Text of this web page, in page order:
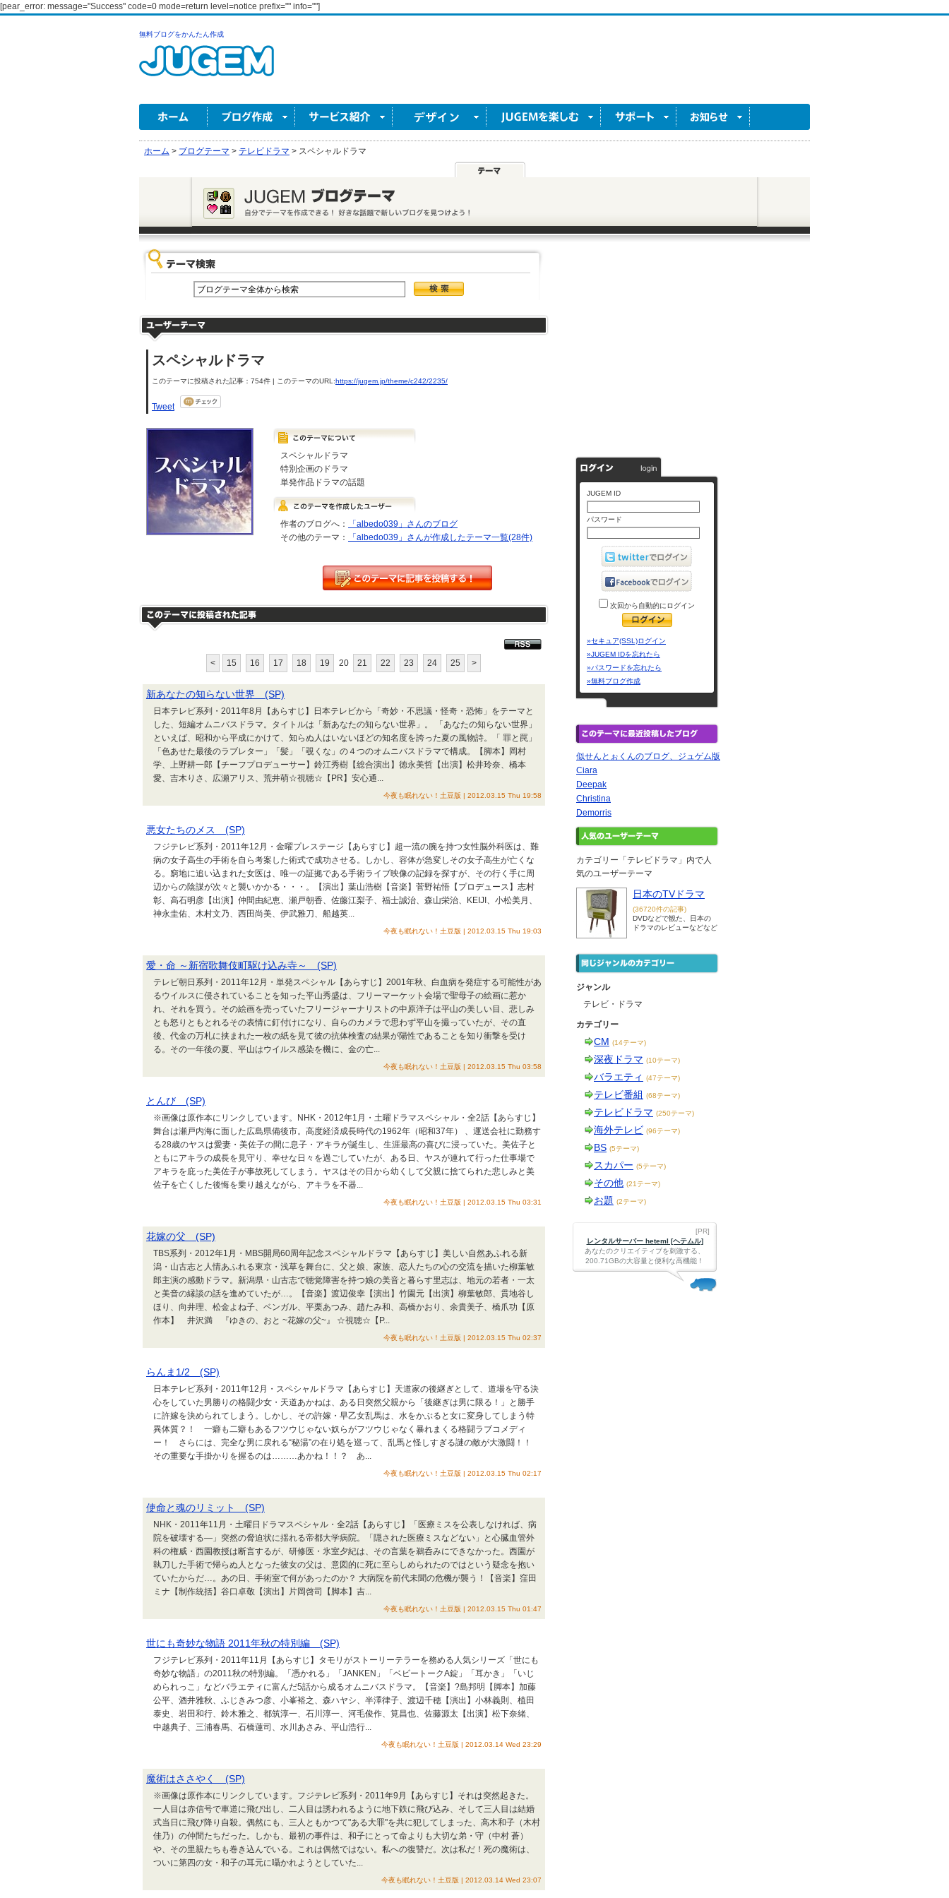
[pear_error: message="Success" code=0 mode=return level=notice prefix="" info=""]
無料ブログをかんたん作成
ホーム > ブログテーマ > テレビドラマ > スペシャルドラマ
スペシャルドラマ
このテーマに投稿された記事：754件 | このテーマのURL:https://jugem.jp/theme/c242/2235/
Tweet
スペシャルドラマ
特別企画のドラマ
単発作品ドラマの話題
作者のブログへ：
「albedo039」さんのブログ
その他のテーマ：
「albedo039」さんが作成したテーマ一覧(28件)
< 15 16 17 18 19 20 21 22 23 24 25 >
新あなたの知らない世界 (SP)
日本テレビ系列・2011年8月【あらすじ】日本テレビから「奇妙・不思議・怪奇・恐怖」をテーマと
した、短編オムニバスドラマ。タイトルは「新あなたの知らない世界」。 「あなたの知らない世界」
といえば、昭和から平成にかけて、知らぬ人はいないほどの知名度を誇った夏の風物詩。「 罪と罠」
「色あせた最後のラブレター」「髪」「覗くな」の４つのオムニバスドラマで構成。【脚本】岡村
学、上野耕一郎【チーフプロデューサー】鈴江秀樹【総合演出】徳永美哲【出演】松井玲奈、橋本
愛、吉木りさ、広瀬アリス、荒井萌☆視聴☆【PR】安心通...
今夜も眠れない！土豆版 | 2012.03.15 Thu 19:58
悪女たちのメス (SP)
フジテレビ系列・2011年12月・金曜プレステージ【あらすじ】超一流の腕を持つ女性脳外科医は、難
病の女子高生の手術を自ら考案した術式で成功させる。しかし、容体が急変しその女子高生が亡くな
る。窮地に追い込まれた女医は、唯一の証拠である手術ライブ映像の記録を探すが、その行く手に周
辺からの陰謀が次々と襲いかかる・・・。【演出】葉山浩樹【音楽】菅野祐悟【プロデュース】志村
彰、高石明彦【出演】仲間由紀恵、瀬戸朝香、佐藤江梨子、福士誠治、森山栄治、KEIJI、小松美月、
神永圭佑、木村文乃、西田尚美、伊武雅刀、船越英...
今夜も眠れない！土豆版 | 2012.03.15 Thu 19:03
愛・命 ～新宿歌舞伎町駆け込み寺～ (SP)
テレビ朝日系列・2011年12月・単発スペシャル【あらすじ】2001年秋、白血病を発症する可能性があ
るウイルスに侵されていることを知った平山秀盛は、フリーマーケット会場で聖母子の絵画に惹か
れ、それを買う。その絵画を売っていたフリージャーナリストの中原洋子は平山の美しい目、悲しみ
とも怒りともとれるその表情に釘付けになり、自らのカメラで思わず平山を撮っていたが、その直
後、代金の万札に挟まれた一枚の紙を見て彼の抗体検査の結果が陽性であることを知り衝撃を受け
る。その一年後の夏、平山はウイルス感染を機に、金の亡...
今夜も眠れない！土豆版 | 2012.03.15 Thu 03:58
とんび (SP)
※画像は原作本にリンクしています。NHK・2012年1月・土曜ドラマスペシャル・全2話【あらすじ】
舞台は瀬戸内海に面した広島県備後市。高度経済成長時代の1962年（昭和37年） 、運送会社に勤務す
る28歳のヤスは愛妻・美佐子の間に息子・アキラが誕生し、生涯最高の喜びに浸っていた。美佐子と
ともにアキラの成長を見守り、幸せな日々を過ごしていたが、ある日、ヤスが連れて行った仕事場で
アキラを庇った美佐子が事故死してしまう。ヤスはその日から幼くして父親に捨てられた悲しみと美
佐子を亡くした後悔を乗り越えながら、アキラを不器...
今夜も眠れない！土豆版 | 2012.03.15 Thu 03:31
花嫁の父 (SP)
TBS系列・2012年1月・MBS開局60周年記念スペシャルドラマ【あらすじ】美しい自然あふれる新
潟・山古志と人情あふれる東京・浅草を舞台に、父と娘、家族、恋人たちの心の交流を描いた柳葉敏
郎主演の感動ドラマ。新潟県・山古志で聴覚障害を持つ娘の美音と暮らす里志は、地元の若者・一太
と美音の縁談の話を進めていたが…。【音楽】渡辺俊幸【演出】竹園元【出演】柳葉敏郎、貫地谷し
ほり、向井理、松金よね子、ベンガル、平栗あつみ、趙たみ和、高橋かおり、余貴美子、橋爪功【原
作本】 井沢満 『ゆきの、おと ~花嫁の父~』 ☆視聴☆【P...
今夜も眠れない！土豆版 | 2012.03.15 Thu 02:37
らんま1/2 (SP)
日本テレビ系列・2011年12月・スペシャルドラマ【あらすじ】天道家の後継ぎとして、道場を守る決
心をしていた男勝りの格闘少女・天道あかねは、ある日突然父親から「後継ぎは男に限る！」と勝手
に許嫁を決められてしまう。しかし、その許嫁・早乙女乱馬は、水をかぶると女に変身してしまう特
異体質？！ 一癖も二癖もあるフツウじゃない奴らがフツウじゃなく暴れまくる格闘ラブコメディ
ー！ さらには、完全な男に戻れる“秘湯”の在り処を巡って、乱馬と怪しすぎる謎の敵が大激闘！！
その重要な手掛かりを握るのは………あかね！！？ あ...
今夜も眠れない！土豆版 | 2012.03.15 Thu 02:17
使命と魂のリミット (SP)
NHK・2011年11月・土曜日ドラマスペシャル・全2話【あらすじ】「医療ミスを公表しなければ、病
院を破壊する―」突然の脅迫状に揺れる帝都大学病院。「隠された医療ミスなどない」と心臓血管外
科の権威・西園教授は断言するが、研修医・氷室夕紀は、その言葉を鵜呑みにできなかった。西園が
執刀した手術で帰らぬ人となった彼女の父は、意図的に死に至らしめられたのではという疑念を抱い
ていたからだ…。あの日、手術室で何があったのか？ 大病院を前代未聞の危機が襲う！【音楽】窪田
ミナ【制作統括】谷口卓敬【演出】片岡啓司【脚本】吉...
今夜も眠れない！土豆版 | 2012.03.15 Thu 01:47
世にも奇妙な物語 2011年秋の特別編 (SP)
フジテレビ系列・2011年11月【あらすじ】タモリがストーリーテラーを務める人気シリーズ「世にも
奇妙な物語」の2011秋の特別編。「憑かれる」「JANKEN」「ベビートークA錠」「耳かき」「いじ
められっこ」などバラエティに富んだ5話から成るオムニバスドラマ。【音楽】?島邦明【脚本】加藤
公平、酒井雅秋、ふじきみつ彦、小峯裕之、森ハヤシ、半澤律子、渡辺千穂【演出】小林義則、植田
泰史、岩田和行、鈴木雅之、都筑淳一、石川淳一、河毛俊作、筧昌也、佐藤源太【出演】松下奈緒、
中越典子、三浦春馬、石橋蓮司、水川あさみ、平山浩行...
今夜も眠れない！土豆版 | 2012.03.14 Wed 23:29
魔術はささやく (SP)
※画像は原作本にリンクしています。フジテレビ系列・2011年9月【あらすじ】それは突然起きた。
一人目は赤信号で車道に飛び出し、二人目は誘われるように地下鉄に飛び込み、そして三人目は結婚
式当日に飛び降り自殺。偶然にも、三人ともかつて"ある大罪"を共に犯してしまった、高木和子（木村
佳乃）の仲間たちだった。しかも、最初の事件は、和子にとって命よりも大切な弟・守（中村 蒼）
や、その里親たちも巻き込んでいる。これは偶然ではない。私への復讐だ。次は私だ！死の魔術は、
ついに第四の女・和子の耳元に囁かれようとしていた...
今夜も眠れない！土豆版 | 2012.03.14 Wed 23:07
JUGEM ID
パスワード
次回から自動的にログイン
»セキュア(SSL)ログイン
»JUGEM IDを忘れたら
»パスワードを忘れたら
»無料ブログ作成
似せんとぉくんのブログ、ジュゲム版
Ciara
Deepak
Christina
Demorris
カテゴリー「テレビドラマ」内で人
気のユーザーテーマ
日本のTVドラマ
(36720件の記事)
DVDなどで観た、日本の
ドラマのレビューなどなど
ジャンル
テレビ・ドラマ
カテゴリー
CM (14テーマ)
深夜ドラマ (10テーマ)
バラエティ (47テーマ)
テレビ番組 (68テーマ)
テレビドラマ (250テーマ)
海外テレビ (96テーマ)
BS (5テーマ)
スカパー (5テーマ)
その他 (21テーマ)
お題 (2テーマ)
[PR]
レンタルサーバー heteml [ヘテムル]
あなたのクリエイティブを刺激する、
200.71GBの大容量と便利な高機能！